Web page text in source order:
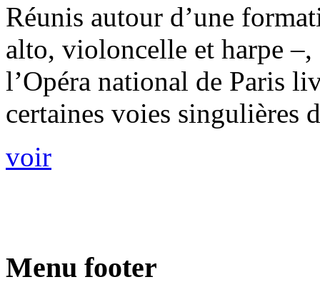
Réunis autour d’une
alto, violoncelle et harpe –,
l’Opéra national de Paris
certaines voies singulières
voir
Menu footer